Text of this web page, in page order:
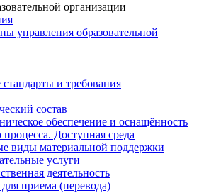
организации
управления образовательной
и требования
состав
обеспечение и оснащённость
процесса. Доступная среда
виды материальной поддержки
услуги
деятельность
приема (перевода)